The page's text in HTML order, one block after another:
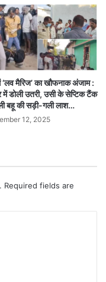
‘लव मैरिज’ का खौफनाक अंजाम :
में डोली उतरी, उसी के सेप्टिक टैंक
बहू की सड़ी-गली लाश…
12, 2025
Required fields are